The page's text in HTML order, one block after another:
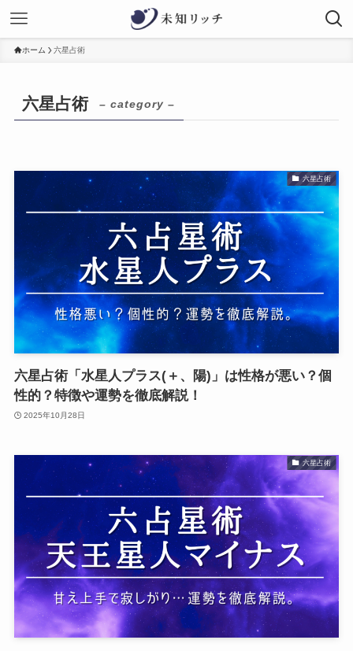
ホーム 六星占術
六星占術 – category –
六星占術
六星占術「水星人プラス(＋、陽)」は性格が悪い？個
性的？特徴や運勢を徹底解説！
2025年10月28日
六星占術